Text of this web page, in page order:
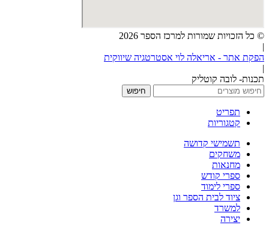
© כל הזכויות שמורות למרכז הספר 2026
|
הפקת אתר - אריאלה לוי אסטרטגיה שיווקית
|
תכנות- לובה קוטליק
חיפוש
תפריט
קטגוריות
תשמישי קדושה
משחקים
מחנאות
ספרי קודש
ספרי לימוד
ציוד לבית הספר וגן
למשרד
יצירה